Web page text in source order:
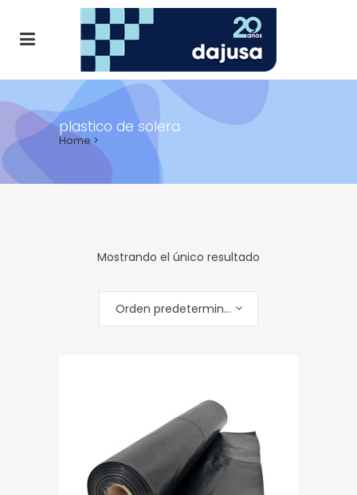
plastico de solera
Home>
Mostrando el único resultado
Orden predeterminado